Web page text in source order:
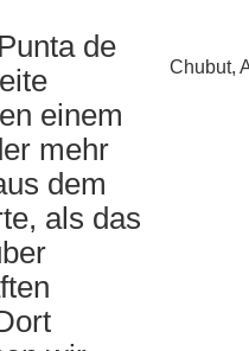
Chubut,
de
einem
mehr
dem
als das